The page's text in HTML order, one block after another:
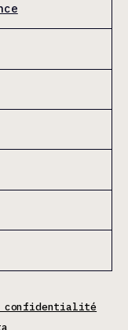
confidentialité